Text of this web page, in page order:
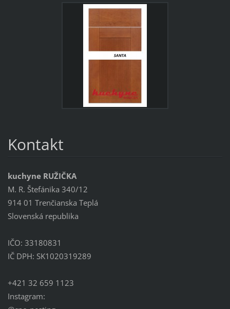
Kontakt
kuchyne RUŽIČKA
M. R. Štefánika 340/12
914 01 Trenčianska Teplá
Slovenská republika
IČO: 33180831
IČ DPH: SK1020319289
+421 32 659 1123
Instagram: